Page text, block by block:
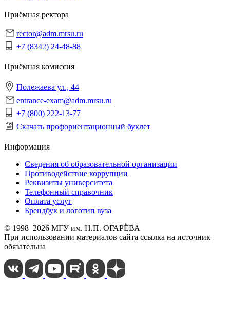
Приёмная ректора
rector@adm.mrsu.ru
+7 (8342) 24-48-88
Приёмная комиссия
Полежаева ул., 44
entrance-exam@adm.mrsu.ru
+7 (800) 222-13-77
Скачать профориентационный буклет
Информация
Сведения об образовательной организации
Противодействие коррупции
Реквизиты университета
Телефонный справочник
Оплата услуг
Брендбук и логотип вуза
© 1998–2026 МГУ им. Н.П. ОГАРЁВА
При использовании материалов сайта ссылка на источник
обязательна